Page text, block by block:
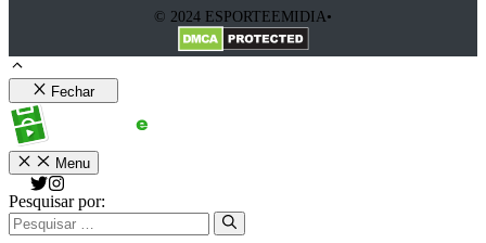
© 2024 ESPORTEEMIDIA•
Fechar
Menu
Pesquisar por: